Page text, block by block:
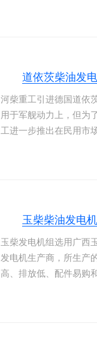
道依茨柴油发
河柴重工引进德国道依
用于军舰动力上，但为
工进一步推出在民用市
玉柴柴油发电
玉柴发电机组选用广西
发电机生产商，所生产
高、排放低、配件易购